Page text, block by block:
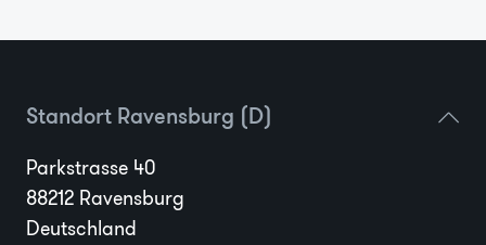
Standort Ravensburg (D)
Parkstrasse 40
88212 Ravensburg
Deutschland